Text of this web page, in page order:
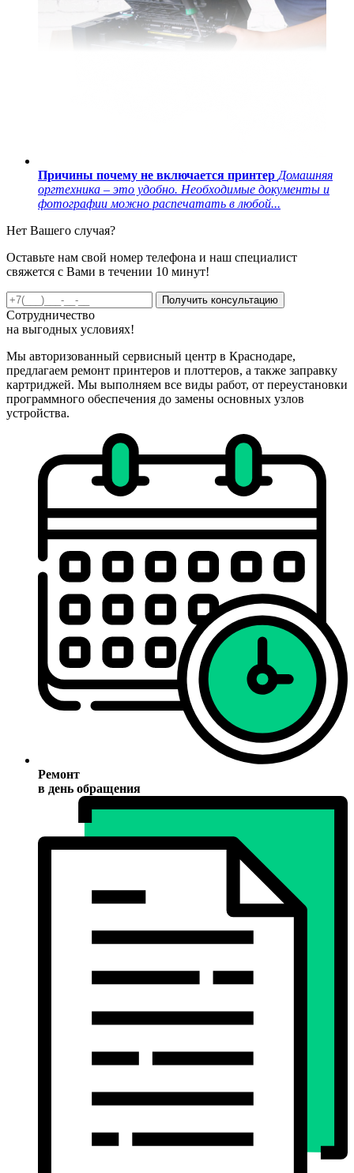
Причины почему не включается принтер Домашняя
оргтехника – это удобно. Необходимые документы и
фотографии можно распечатать в любой...
Нет Вашего случая?
Оставьте нам свой номер телефона и наш специалист
свяжется с Вами в течении 10 минут!
Получить консультацию
Сотрудничество
на выгодных условиях!
Мы авторизованный сервисный центр в Краснодаре,
предлагаем ремонт принтеров и плоттеров, а также заправку
картриджей. Мы выполняем все виды работ, от переустановки
программного обеспечения до замены основных узлов
устройства.
Ремонт
в день обращения